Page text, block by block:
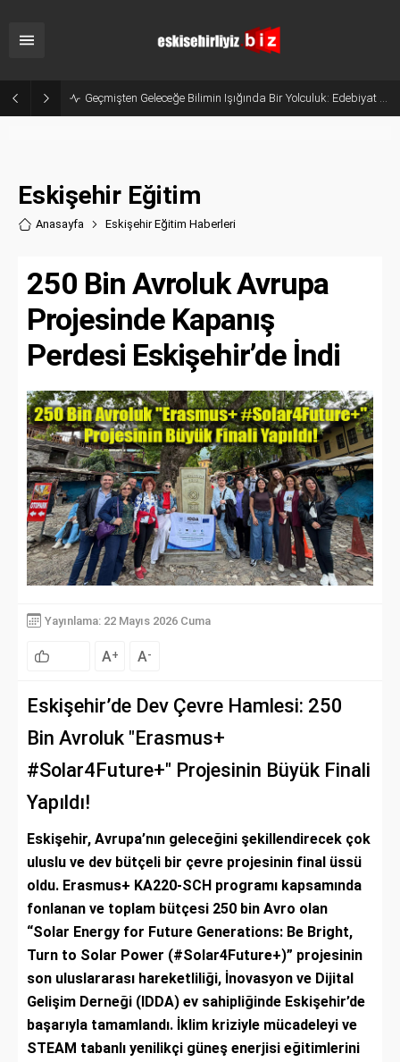
Geleceğin Hukukçuları Eskişehir’de Yetişiyor: Anadolu Üniversitesi Hukuk Fakültesi
Eskişehir Eğitim
Anasayfa Eskişehir Eğitim Haberleri
250 Bin Avroluk Avrupa
Projesinde Kapanış
Perdesi Eskişehir’de İndi
Yayınlama: 22 Mayıs 2026 Cuma
A+ A-
Eskişehir’de Dev Çevre Hamlesi: 250
Bin Avroluk "Erasmus+
#Solar4Future+" Projesinin Büyük Finali
Yapıldı!
Eskişehir, Avrupa’nın geleceğini şekillendirecek çok
uluslu ve dev bütçeli bir çevre projesinin final üssü
oldu. Erasmus+ KA220-SCH programı kapsamında
fonlanan ve toplam bütçesi 250 bin Avro olan
“Solar Energy for Future Generations: Be Bright,
Turn to Solar Power (#Solar4Future+)” projesinin
son uluslararası hareketliliği, İnovasyon ve Dijital
Gelişim Derneği (IDDA) ev sahipliğinde Eskişehir’de
başarıyla tamamlandı. İklim kriziyle mücadeleyi ve
STEAM tabanlı yenilikçi güneş enerjisi eğitimlerini